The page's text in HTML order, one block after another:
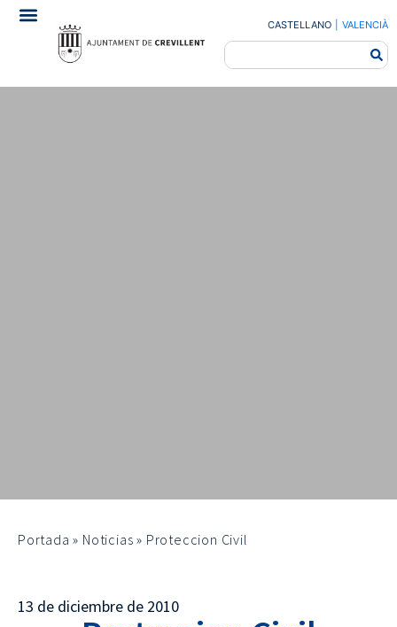
CASTELLANO VALENCIÀ
Portada » Noticias » Proteccion Civil
13 de diciembre de 2010